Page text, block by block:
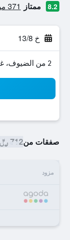
8.2 ممتاز 371 من التقييمات تم التحقق منها
خ 13/8
2 من الضيوف، غرفة واحدة
صفقات من712 ﷼
مزود